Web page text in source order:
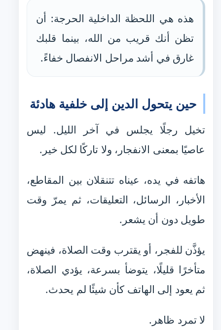
هذه هي اللحظة الداخلية الحرجة: أن
تظن أنك قريب من الله، بينما قلبك
غارق في أشد مراحل الانفصال خفاءً.
حين يتحول الدين إلى خلفية هادئة
تخيل رجلًا يجلس في آخر الليل. ليس
عاصيًا بمعنى الانفجار، ولا تاركًا لكل خير.
هاتفه في يده، عيناه تتنقلان بين المقاطع،
الأخبار، الرسائل، التعليقات، ثم يمرّ وقت
طويل دون أن يشعر.
يؤذَّن للفجر، أو يقترب وقت الصلاة، فينهض
متأخرًا قليلًا، يتوضأ بسرعة، يؤدي الصلاة،
ثم يعود إلى الهاتف كأن شيئًا لم يحدث.
لا تمرد ظاهر.